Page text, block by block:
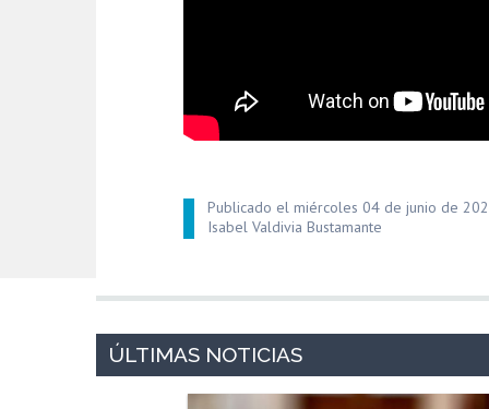
Publicado el miércoles 04 de junio de
Isabel Valdivia Bustamante